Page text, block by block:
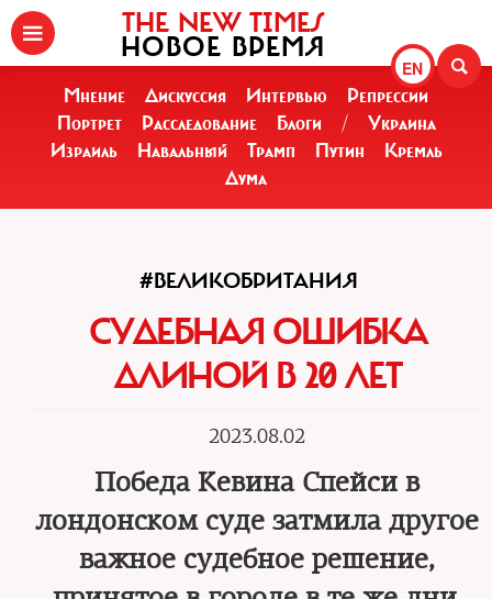
EN
THE NEW TIMES
НОВОЕ ВРЕМЯ
Мнение Дискуссия Интервью
Репрессии
Портрет
Расследование Блоги /
Украина
Израиль
Навальный Трамп Путин
Кремль
Дума
#ВЕЛИКОБРИТАНИЯ
СУДЕБНАЯ ОШИБКА
ДЛИНОЙ В 20 ЛЕТ
2023.08.02
Победа Кевина Спейси в
лондонском суде затмила другое
важное судебное решение,